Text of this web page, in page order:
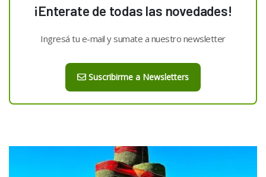
¡Enterate de todas las novedades!
Ingresá tu e-mail y sumate a nuestro newsletter
Suscribirme a Newsletters